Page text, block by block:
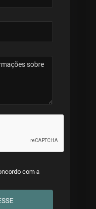
com a